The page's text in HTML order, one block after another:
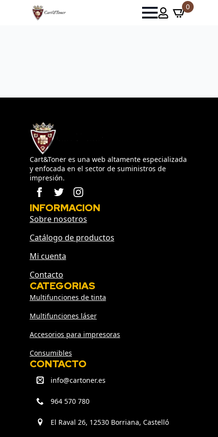
0
Cart&Toner es una web altamente especializada
y enfocada en el sector de suministros de
impresión.
INFORMACION
Sobre nosotros
Catálogo de productos
Mi cuenta
Contacto
CATEGORIAS
Multifunciones de tinta
Multifunciones láser
Accesorios para impresoras
Consumibles
CONTACTO
info@cartoner.es
964 570 780
El Raval 26, 12530 Borriana, Castelló